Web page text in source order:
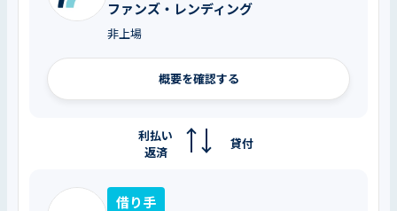
ファンズ・レンディング
非上場
概要を確認する
貸付
利払い
返済
借り手